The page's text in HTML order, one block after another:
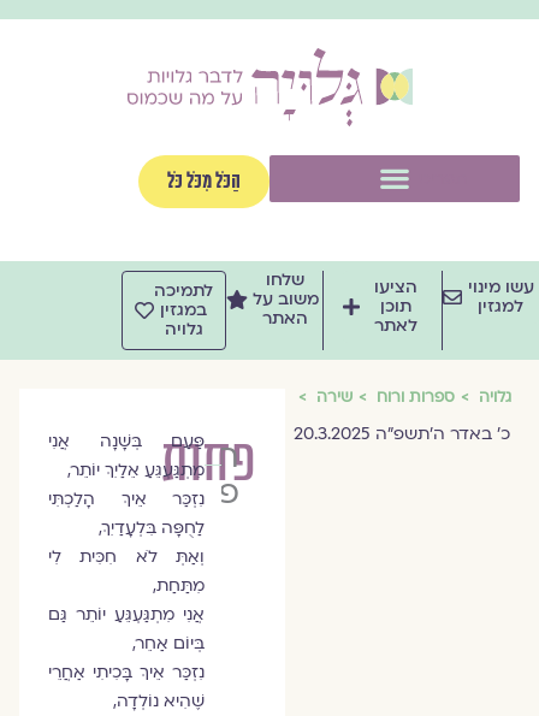
הַכֹּל מִכֹּל כֹּל
מינוי
למגזין
הציעו
תוכן
לאתר
שלחו
משוב על
האתר
לתמיכה
במגזין
גלויה
גלויה ספרות ורוח שירה
כ׳ באדר ה׳תשפ״ה 20.3.2025 פחות
חגי
פרץ
פַּעַם בְּשָׁנָה אֲנִי
מִתְגַּעְגֵּעַ אֵלַיִךְ יוֹתֵר,
נִזְכַּר אֵיךְ הָלַכְתִּי
לַחֻפָּה בִּלְעָדַיִךְ,
וְאַתְּ לֹא חִכִּית לִי
מִתַּחַת,
אֲנִי מִתְגַּעְגֵּעַ יוֹתֵר גַּם
בְּיוֹם אַחֵר,
נִזְכַּר אֵיךְ בָּכִיתִי אַחֲרֵי
שֶׁהִיא נוֹלְדָה,